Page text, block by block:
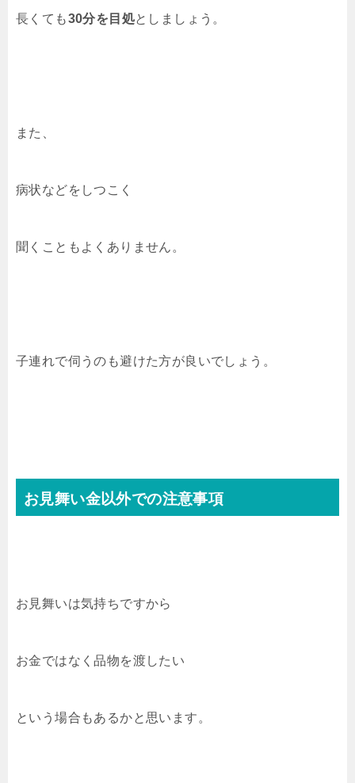
長くても30分を目処としましょう。
また、
病状などをしつこく
聞くこともよくありません。
子連れで伺うのも避けた方が良いでしょう。
お見舞い金以外での注意事項
お見舞いは気持ちですから
お金ではなく品物を渡したい
という場合もあるかと思います。